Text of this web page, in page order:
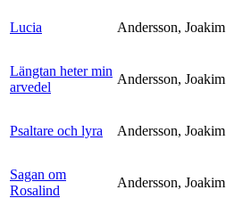
Lucia Andersson, Joakim
Längtan heter min
arvedel
Andersson, Joakim
Psaltare och lyra Andersson, Joakim
Sagan om
Rosalind
Andersson, Joakim